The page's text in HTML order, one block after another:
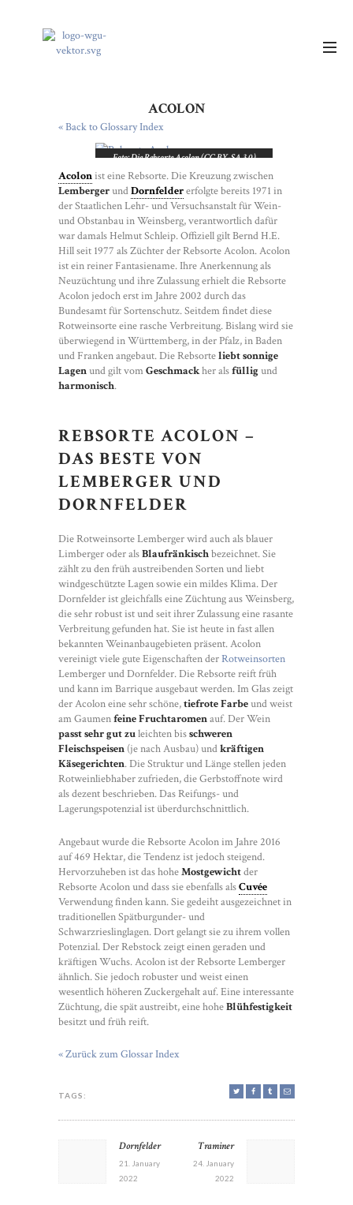
ACOLON
« Back to Glossary Index
Foto: Die Rebsorte Acolon (CC BY-SA 3.0)
Acolonist eine Rebsorte. Die Kreuzung zwischen
LembergerundDornfeldererfolgte bereits 1971 in
der Staatlichen Lehr- und Versuchsanstalt für Wein-
und Obstanbau in Weinsberg, verantwortlich dafür
war damals Helmut Schleip. Offiziell gilt Bernd H.E.
Hill seit 1977 als Züchter der Rebsorte Acolon. Acolon
ist ein reiner Fantasiename. Ihre Anerkennung als
Neuzüchtung und ihre Zulassung erhielt die Rebsorte
Acolon jedoch erst im Jahre 2002 durch das
Bundesamt für Sortenschutz. Seitdem findet diese
Rotweinsorte eine rasche Verbreitung. Bislang wird sie
überwiegend in Württemberg, in der Pfalz, in Baden
und Franken angebaut. Die Rebsorteliebt sonnige
Lagenund gilt vomGeschmackher alsfülligund
harmonisch.
REBSORTE ACOLON –
DAS BESTE VON
LEMBERGER UND
DORNFELDER
Die Rotweinsorte Lemberger wird auch als blauer
Limberger oder alsBlaufränkischbezeichnet. Sie
zählt zu den früh austreibenden Sorten und liebt
windgeschützte Lagen sowie ein mildes Klima. Der
Dornfelder ist gleichfalls eine Züchtung aus Weinsberg,
die sehr robust ist und seit ihrer Zulassung eine rasante
Verbreitung gefunden hat. Sie ist heute in fast allen
bekannten Weinanbaugebieten präsent. Acolon
vereinigt viele gute Eigenschaften derRotweinsorten
Lemberger und Dornfelder. Die Rebsorte reift früh
und kann im Barrique ausgebaut werden. Im Glas zeigt
der Acolon eine sehr schöne,tiefrote Farbeund weist
am Gaumenfeine Fruchtaromenauf. Der Wein
passt sehr gut zuleichten bisschweren
Fleischspeisen (je nach Ausbau) undkräftigen
Käsegerichten. Die Struktur und Länge stellen jeden
Rotweinliebhaber zufrieden, die Gerbstoffnote wird
als dezent beschrieben. Das Reifungs- und
Lagerungspotenzial ist überdurchschnittlich.
Angebaut wurde die Rebsorte Acolon im Jahre 2016
auf 469 Hektar, die Tendenz ist jedoch steigend.
Hervorzuheben ist das hoheMostgewichtder
Rebsorte Acolon und dass sie ebenfalls alsCuvée
Verwendung finden kann. Sie gedeiht ausgezeichnet in
traditionellen Spätburgunder- und
Schwarzrieslinglagen. Dort gelangt sie zu ihrem vollen
Potenzial. Der Rebstock zeigt einen geraden und
kräftigen Wuchs. Acolon ist der Rebsorte Lemberger
ähnlich. Sie jedoch robuster und weist einen
wesentlich höheren Zuckergehalt auf. Eine interessante
Züchtung, die spät austreibt, eine hoheBlühfestigkeit
besitzt und früh reift.
« Zurück zum Glossar Index
TAGS:
NAVIGATION
Previous
post:
Dornfelder
21. January
2022
Next
Traminer
24. January
2022